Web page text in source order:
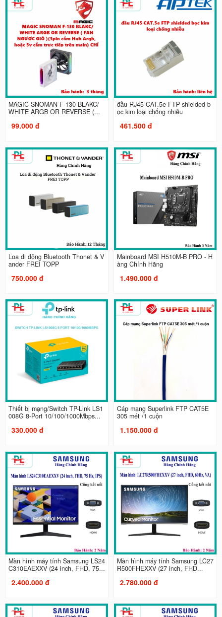
MAGIC SNOMAN F-130 BLAKC/
WHITE ARGB OR REVERSE (...
99.000 đ
đầu RJ45 CAT.5e FTP shielded b
ọc kim loại chống nhiễu
461.500 đ
Loa di động Bluetooth Thonet & V
ander FREI TOPP
750.000 đ
Mainboard MSI H510M-B PRO - H
àng Chính Hãng
1.490.000 đ
Thiết bị mạng/Switch TP-Link LS1
008G 8-Port 10/100/1000Mbps...
330.000 đ
Cáp mạng Superlink FTP CAT5E
305 mét /1 cuộn
1.150.000 đ
Màn hình máy tính Samsung LS24
C310EAEXXV (24 inch, FHD, 75...
2.400.000 đ
Màn hình máy tính Samsung LC27
R500FHEXXV (27 inch, FHD...
2.780.000 đ